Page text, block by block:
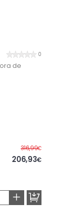
0
de
316,99€Antes
206,93€
+